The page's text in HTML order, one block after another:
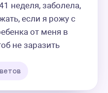
неделя, заболела,
если я рожу с
от меня в
не заразить